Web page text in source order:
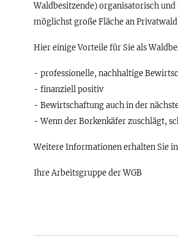
Waldbesitzende) organisatorisch
möglichst große Fläche an
Hier einige Vorteile für Sie als
- professionelle, nachhaltige
- finanziell positiv
- Bewirtschaftung auch in der
- Wenn der Borkenkäfer zuschlägt,
Weitere Informationen erhalten Sie
Ihre Arbeitsgruppe der WGB